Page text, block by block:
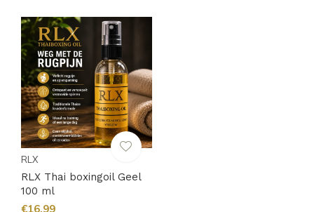
RLX
RLX Thai boxingoil Geel
100 ml
€16,99